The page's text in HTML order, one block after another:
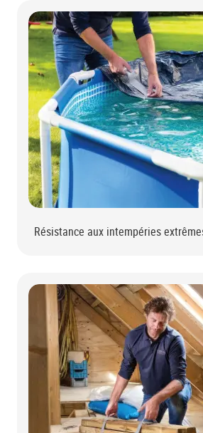
Résistance aux intempéries